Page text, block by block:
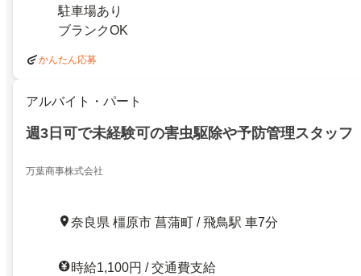
駐車場あり
ブランクOK
かんたん応募
アルバイト・パート
週3日可で未経験可の害虫駆除や予防管理スタッフ
万葉商事株式会社
奈良県 橿原市 菖蒲町 / 飛鳥駅 車7分
時給1,100円 / 交通費支給